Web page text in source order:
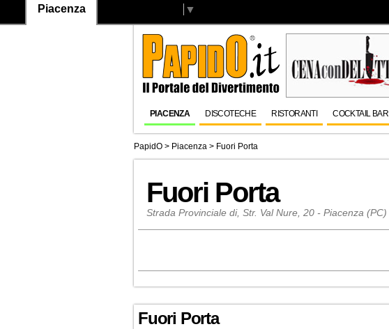
Piacenza ▼
PIACENZA DISCOTECHE RISTORANTI COCKTAIL BAR
PapidO > Piacenza > Fuori Porta
Fuori Porta
Strada Provinciale di, Str. Val Nure, 20 - Piacenza (PC)
Fuori Porta